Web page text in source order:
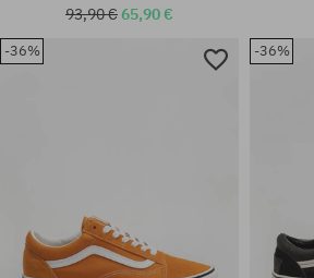
93,90 €65,90 €
-36% -36%